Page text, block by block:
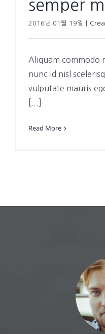
semper
2016년 01월 19일
Aliquam commodo
nunc id nisl
vulputate mauris
Read More